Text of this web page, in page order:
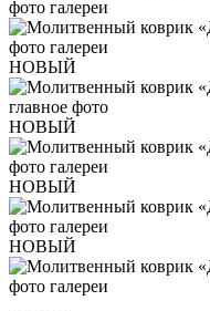
НОВЫЙ
НОВЫЙ
НОВЫЙ
НОВЫЙ